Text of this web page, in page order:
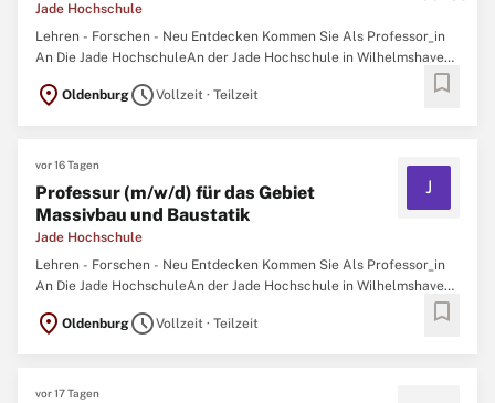
Jade Hochschule
Lehren - Forschen - Neu Entdecken Kommen Sie Als Professor_in
An Die Jade HochschuleAn der Jade Hochschule in Wilhelmshaven,
Oldenburg und Elsfleth studieren rund 6.400 Menschen mit mehr
als 200 Professorinnen und Professoren. Lehre und Forschung
location_on OldenburgscheduleVollzeit · Teilzeit bookmark
vor 16 Tagen
Professur (m/w/d) für das Gebiet
Massivbau und Baustatik
Jade Hochschule
J
Lehren - Forschen - Neu Entdecken Kommen Sie Als Professor_in
An Die Jade HochschuleAn der Jade Hochschule in Wilhelmshaven,
Oldenburg und Elsfleth studieren rund 6.400 Menschen mit mehr
als 200 Professorinnen und Professoren. Lehre und Forschung
location_on OldenburgscheduleVollzeit · Teilzeit bookmark
vor 17 Tagen